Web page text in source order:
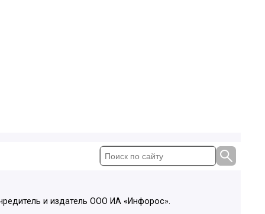
и издатель ООО ИА «Инфорос».